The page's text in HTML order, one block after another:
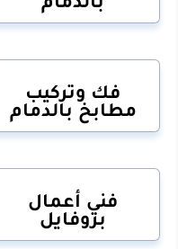
فك وتركيب
مطابخ بالدمام
فني أعمال
بروفايل